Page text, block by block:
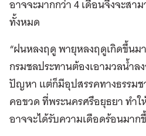
อาจจะมากกว่า 4 เดือนจึงจะสา
ทั้งหมด
“ฝนหลงฤดู พายุหลงฤดูเกิดขึ้นม
กรมชลประทานต้องเอามวลน้ำล
ปัญหา แต่ก็มีอุปสรรคทางธรรม
คอขวด ที่พระนครศรึอยุธยา ทำใ
อาจจะได้รับความเดือดร้อนมาก